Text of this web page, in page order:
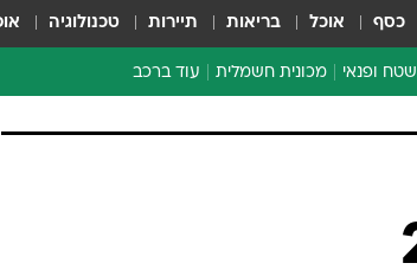
כסף אוכל בריאות תיירות טכנולוגיה
שטח ופנאי מכונית חשמלית עוד ברכב